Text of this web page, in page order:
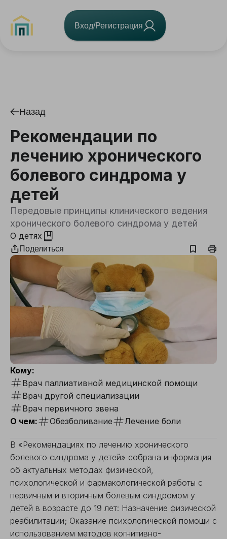
Вход/Регистрация
Назад
Рекомендации по
лечению хронического
болевого синдрома у
детей
Передовые принципы клинического ведения
хронического болевого синдрома у детей
О детях
Поделиться
Кому:
Врач паллиативной медицинской помощи
Врач другой специализации
Врач первичного звена
О чем:
Обезболивание Лечение боли
В «Рекомендациях по лечению хронического
болевого синдрома у детей» собрана информация
об актуальных методах физической,
психологической и фармакологической работы с
первичным и вторичным болевым синдромом у
детей в возрасте до 19 лет: Назначение физической
реабилитации; Оказание психологической помощи с
использованием методов когнитивно-